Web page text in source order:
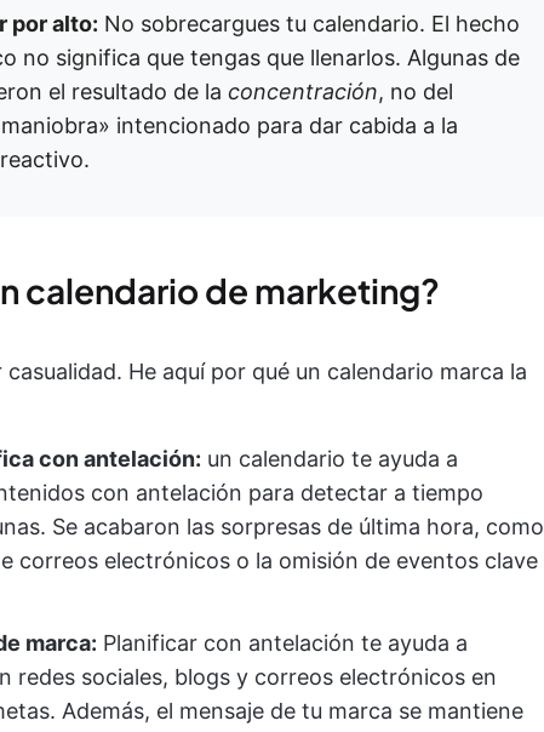
por alto: No sobrecargues tu calendario. El hecho
no significa que tengas que llenarlos. Algunas de
el resultado de la concentración, no del
intencionado para dar cabida a la
calendario de marketing?
He aquí por qué un calendario marca la
con antelación: un calendario te ayuda a
con antelación para detectar a tiempo
Se acabaron las sorpresas de última hora, como
correos electrónicos o la omisión de eventos clave
marca: Planificar con antelación te ayuda a
redes sociales, blogs y correos electrónicos en
Además, el mensaje de tu marca se mantiene